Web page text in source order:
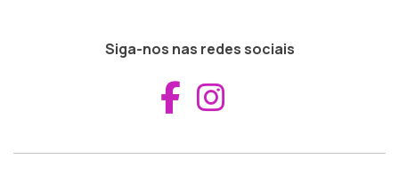
Siga-nos nas redes sociais
Aceder ao